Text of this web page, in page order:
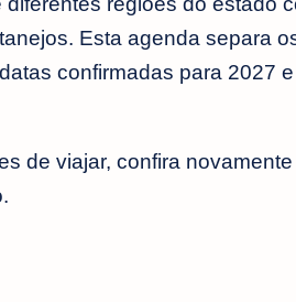
Esta agenda separa
confirmadas para 2027
de viajar, confira